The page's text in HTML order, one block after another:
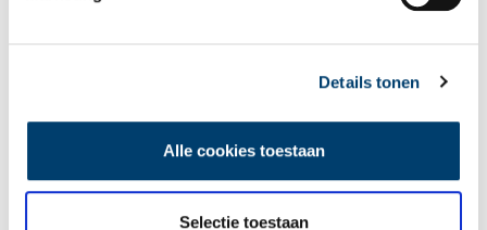
Details tonen
Alle cookies toestaan
Selectie toestaan
Paviljoen Welgelegen is tegenwoordig de zetel van het
paviljoen is ooit gebouwd als buitenverblijf van de puissant
waarde aan zijn schilderijencollectie, maar ook aan de andere
genieten van privéconcerten op hoog niveau.